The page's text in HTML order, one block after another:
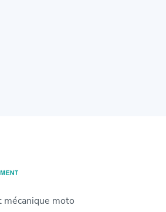
mécanique moto